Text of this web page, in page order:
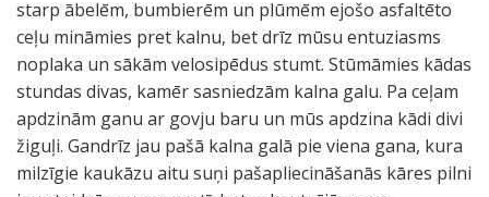
starp ābelēm, bumbierēm un plūmēm ejošo asfaltēto
ceļu mināmies pret kalnu, bet drīz mūsu entuziasms
noplaka un sākām velosipēdus stumt. Stūmāmies kādas
stundas divas, kamēr sasniedzām kalna galu. Pa ceļam
apdzinām ganu ar govju baru un mūs apdzina kādi divi
žiguļi. Gandrīz jau pašā kalna galā pie viena gana, kura
milzīgie kaukāzu aitu suņi pašapliecināšanās kāres pilni